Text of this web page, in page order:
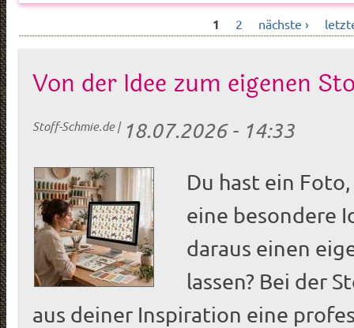
1 2 nächste ›
Von der Idee zum eigenen
Stoff-Schmie.de| 18.07.2026 - 14:33
Du hast ein
eine besondere
daraus einen
lassen? Bei der
aus deiner Inspiration eine